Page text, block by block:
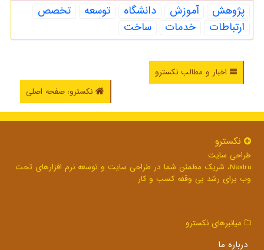
پژوهش آموزش دانشگاه توسعه
تخصص
ارتباطات
خدمات ساخت
اخبار و مطالب نکسترو
نکسترو: صفحه اصلی
نكسترو
طراحی سایت
Nextru، شریک مطمئن شما در طراحی سایت و توسعه نرم افزارهای تحت
وب برای رشد بی وقفه کسب و کار
میانبرهای نكسترو
درباره ما